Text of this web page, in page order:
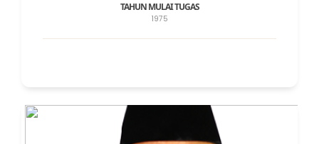
TAHUN MULAI TUGAS
1975